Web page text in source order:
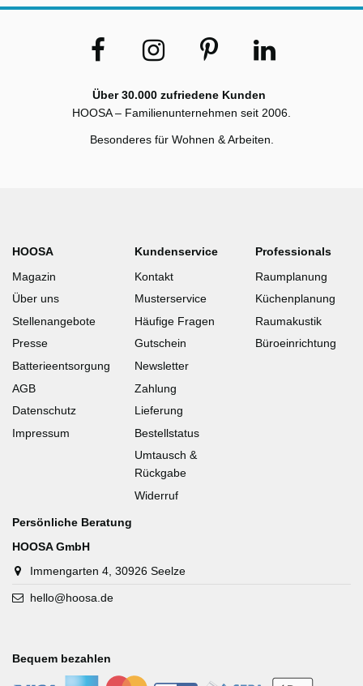
Über 30.000 zufriedene Kunden
HOOSA – Familienunternehmen seit 2006.
Besonderes für Wohnen & Arbeiten.
HOOSA
Magazin
Über uns
Stellenangebote
Presse
Batterieentsorgung
AGB
Datenschutz
Impressum
Kundenservice
Kontakt
Musterservice
Häufige Fragen
Gutschein
Newsletter
Zahlung
Lieferung
Bestellstatus
Umtausch &
Rückgabe
Widerruf
Professionals
Raumplanung
Küchenplanung
Raumakustik
Büroeinrichtung
Persönliche Beratung
HOOSA GmbH
Immengarten 4, 30926 Seelze
hello@hoosa.de
Bequem bezahlen
-
- - - -